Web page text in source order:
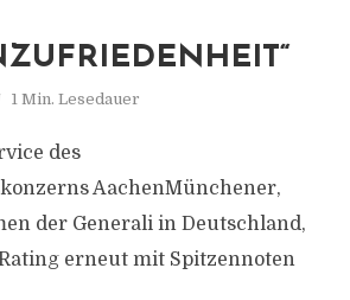
1 Min. Lesedauer
des
AachenMünchener,
der Generali in Deutschland,
erneut mit Spitzennoten